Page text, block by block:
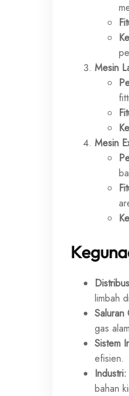
Mesin
Mesin
limbah
Saluran
gas
Sistem
efisien.
Industri:
bahan